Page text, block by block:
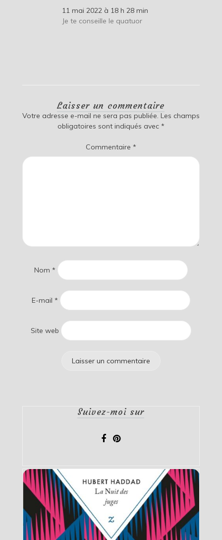
11 mai 2022 à 18 h 28 min
Je te conseille le quatuor
Laisser un commentaire
Votre adresse e-mail ne sera pas publiée. Les champs
obligatoires sont indiqués avec *
Commentaire *
Nom *
E-mail *
Site web
Suivez-moi sur